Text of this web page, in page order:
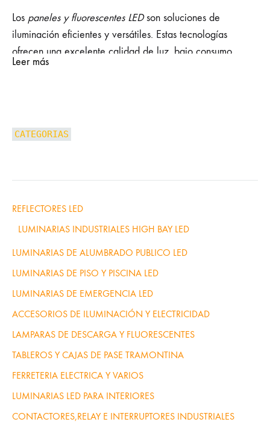
Los paneles y fluorescentes LEDson soluciones de
iluminación eficientes y versátiles. Estas tecnologías
ofrecen una excelente calidad de luz, bajo consumo
energético y una larga vida útil, lo que las convierte en
aporte estético. Este artículo analiza sus características,
Características de los
paneles LED
paneles LED
ofrecen múltiples características que los
convierten en una opción ideal para diversas aplicaciones
de iluminación. A continuación, se detallan sus principales
atributos y ventajas.
Eficiencia energética
Leer más
CATEGORIAS
REFLECTORES LED
LUMINARIAS INDUSTRIALES HIGH BAY LED
LUMINARIAS DE ALUMBRADO PUBLICO LED
LUMINARIAS DE PISO Y PISCINA LED
LUMINARIAS DE EMERGENCIA LED
ACCESORIOS DE ILUMINACIÓN Y ELECTRICIDAD
LAMPARAS DE DESCARGA Y FLUORESCENTES
TABLEROS Y CAJAS DE PASE TRAMONTINA
FERRETERIA ELECTRICA Y VARIOS
LUMINARIAS LED PARA INTERIORES
CONTACTORES,RELAY E INTERRUPTORES INDUSTRIALES